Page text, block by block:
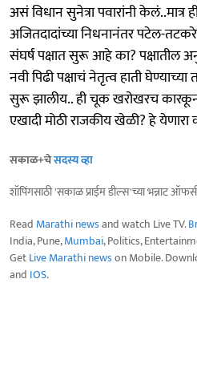
असं विधान सुनेत्रा पवारांनी केलं..मात्र
अजितदादांच्या निधनानंतर पटेल-
संघर्ष पक्षात सुरू आहे का? पक्षातील
नवी पिढी पक्षाचं नेतृत्व हाती
सुरू झालीय.. ही चूक खरोखरच
एखादी मोठी राजकीय खेळी? हे
सकाळ+चेसदस्य व्हा
शॉपिंगसाठी 'सकाळ प्राईम डील्स'च्या भन्नाट
Read Marathi newsand watch Live TV.
India, Pune,Mumbai, Politics,
GetLive Marathi newson Mobile.
and IOS.